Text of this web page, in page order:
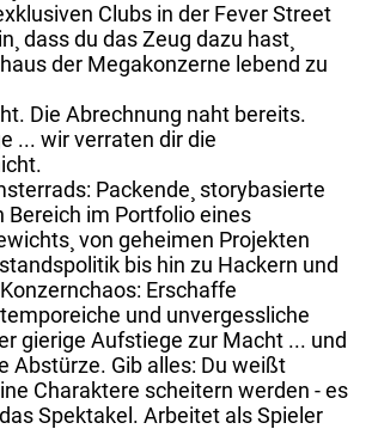
Clubs in der Fever Street
dass du das Zeug dazu hast¸
der Megakonzerne lebend zu
Die Abrechnung naht bereits.
... wir verraten dir die
Packende¸ storybasierte
Bereich im Portfolio eines
von geheimen Projekten
bis hin zu Hackern und
Erschaffe
und unvergessliche
gierige Aufstiege zur Macht ... und
Abstürze. Gib alles: Du weißt
Charaktere scheitern werden - es
Spektakel. Arbeitet als Spieler